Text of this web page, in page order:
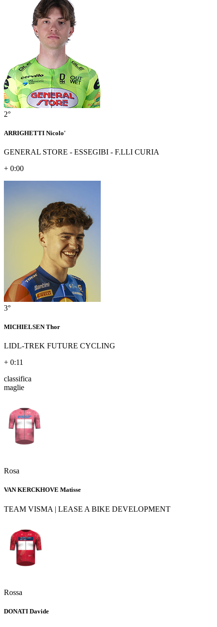
2°
ARRIGHETTI Nicolo'
GENERAL STORE - ESSEGIBI - F.LLI CURIA
+ 0:00
3°
MICHIELSEN Thor
LIDL-TREK FUTURE CYCLING
+ 0:11
classifica
maglie
Rosa
VAN KERCKHOVE Matisse
TEAM VISMA | LEASE A BIKE DEVELOPMENT
Rossa
DONATI Davide